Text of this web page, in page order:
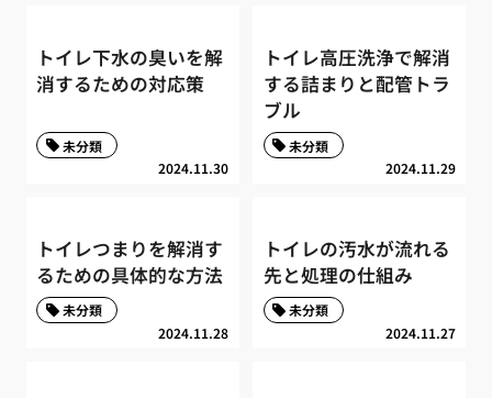
トイレ下水の臭いを解
消するための対応策
2024.11.30
未分類
トイレ高圧洗浄で解消
する詰まりと配管トラ
ブル
2024.11.29
未分類
トイレつまりを解消す
るための具体的な方法
2024.11.28
未分類
トイレの汚水が流れる
先と処理の仕組み
2024.11.27
未分類